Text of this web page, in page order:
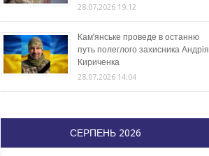
28.07.2026 19:12
Кам’янське проведе в останню
путь полеглого захисника Андрія
Кириченка
28.07.2026 14:04
СЕРПЕНЬ 2026